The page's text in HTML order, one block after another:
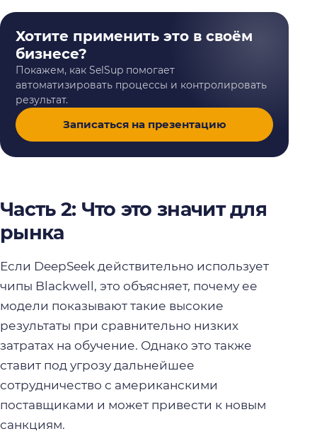
Хотите применить это в своём
бизнесе?
Покажем, как SelSup помогает
автоматизировать процессы и контролировать
результат.
Записаться на презентацию
Часть 2: Что это значит для
рынка
Если DeepSeek действительно использует
чипы Blackwell, это объясняет, почему ее
модели показывают такие высокие
результаты при сравнительно низких
затратах на обучение. Однако это также
ставит под угрозу дальнейшее
сотрудничество с американскими
поставщиками и может привести к новым
санкциям.